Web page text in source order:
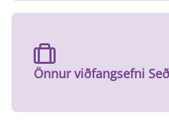
Önnur viðfangsefni